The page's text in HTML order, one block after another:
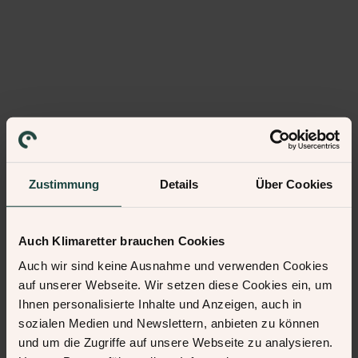
Zustimmung Details Über Cookies
Auch Klimaretter brauchen Cookies
Auch wir sind keine Ausnahme und verwenden Cookies
auf unserer Webseite. Wir setzen diese Cookies ein, um
Ihnen personalisierte Inhalte und Anzeigen, auch in
sozialen Medien und Newslettern, anbieten zu können
und um die Zugriffe auf unsere Webseite zu analysieren.